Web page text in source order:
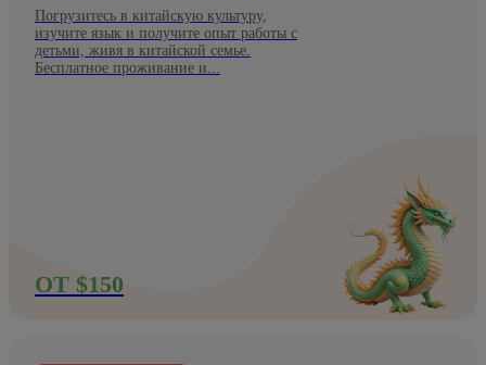
Погрузитесь в китайскую культуру,
изучите язык и получите опыт работы с
детьми, живя в китайской семье.
Бесплатное проживание и...
ОТ $150